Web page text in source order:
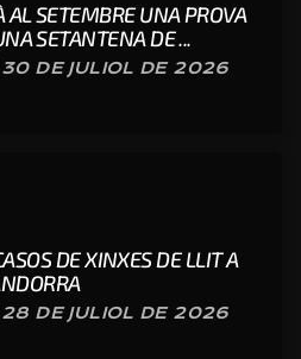
AL SETEMBRE UNA PROVA
SETANTENA DE ...
DE JULIOL DE 2026
DE XINXES DE LLIT A
DE JULIOL DE 2026